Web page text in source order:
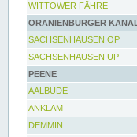
WITTOWER FÄHRE
ORANIENBURGER
SACHSENHAUSEN OP
SACHSENHAUSEN UP
PEENE
AALBUDE
ANKLAM
DEMMIN